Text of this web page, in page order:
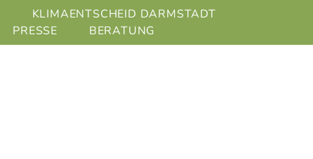
KLIMAENTSCHEID DARMSTADT
PRESSE BERATUNG